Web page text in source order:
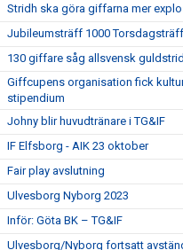
Stridh ska göra giffarna mer
Jubileumsträff 1000
130 giffare såg allsvensk
Giffcupens organisation fick
stipendium
Johny blir huvudtränare i TG&IF
IF Elfsborg - AIK 23 oktober
Fair play avslutning
Ulvesborg Nyborg 2023
Inför: Göta BK – TG&IF
Ulvesborg/Nyborg fortsatt